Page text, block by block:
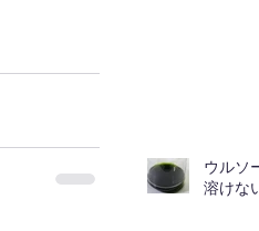
ウルソ
溶けな